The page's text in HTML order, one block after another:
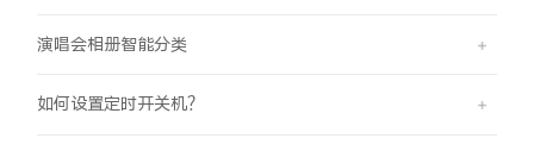
演唱会相册智能分类
如何设置定时开关机？